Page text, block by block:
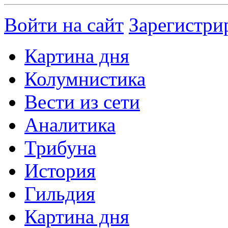
Войти на сайт
Картина дня
Колумнистика
Вести из сети
Аналитика
Трибуна
История
Гильдия
Картина дня